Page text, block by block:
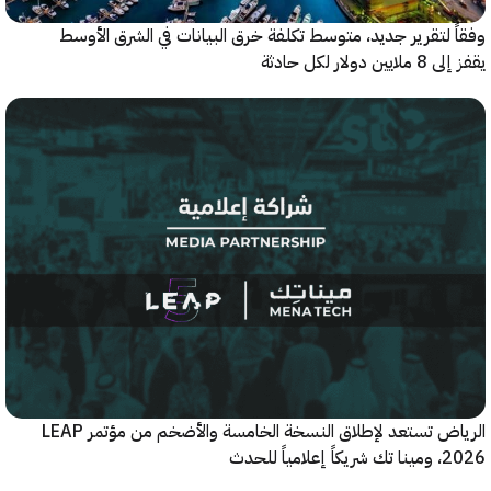
جديد، متوسط تكلفة خرق البيانات في الشرق الأوسط
لكل حادثة
الرياض تستعد لإطلاق النسخة الخامسة والأضخم من مؤتمر LEAP
للحدث